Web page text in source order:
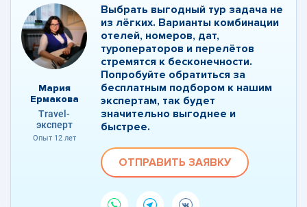
Мария
Ермакова
Travel-
эксперт
Опыт 12 лет
Выбрать выгодный тур задача не
из лёгких. Варианты комбинации
отелей, номеров, дат,
туроператоров и перелётов
стремятся к бесконечности.
Попробуйте обратиться за
бесплатным подбором к нашим
экспертам, так будет
значительно выгоднее и
быстрее.
ОТПРАВИТЬ ЗАЯВКУ